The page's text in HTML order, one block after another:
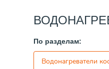
По разделам:
Водонагреватели